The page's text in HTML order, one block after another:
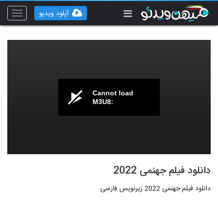
Toggle
آپلود ویدیو
Cannot load
M3U8:
دانلود فیلم جهنمی 2022
دانلود فیلم جهنمی 2022 زیرنویس فارسی